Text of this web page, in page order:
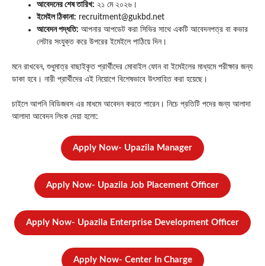
আবেদনের শেষ তারিখ: ২১ মে ২০২৬।
ইমেইল ঠিকানা: recruitment@gukbd.net
আবেদন পদ্ধতি: আপনার আপডেট করা সিভির সাথে একটি আবেদনপত্র বা কভার
লেটার সংযুক্ত করে উপরের ইমেইলে পাঠিয়ে দিন।
মনে রাখবেন, শুধুমাত্র বাছাইকৃত প্রার্থীদের মোবাইল ফোন বা ইমেইলের মাধ্যমে পরীক্ষার জন্য
ডাকা হবে। নারী প্রার্থীদের এই নিয়োগে বিশেষভাবে উৎসাহিত করা হয়েছে।
চাইলে আপনি বিডিজবস এর মাধমে আবেদন করতে পারেন। নিচে প্রতিটি পদের জন্য আলাদা
আলাদা আবেদন লিংক দেয়া হলো:
Apply Now- Upazila Manager
Apply Now- Upazila Job Placement Officer
Apply Now- Upazila Enterprise Development Officer
Apply Now- Center In Charge